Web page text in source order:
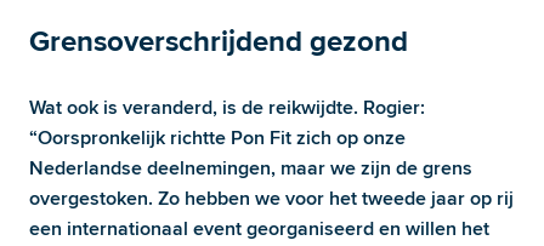
Grensoverschrijdend gezond
Wat ook is veranderd, is de reikwijdte. Rogier:
“Oorspronkelijk richtte Pon Fit zich op onze
Nederlandse deelnemingen, maar we zijn de grens
overgestoken. Zo hebben we voor het tweede jaar op rij
een internationaal event georganiseerd en willen het